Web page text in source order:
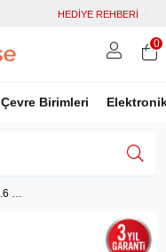
HEDİYE REHBERİ
Çevre Birimleri
0
ASUS ZENSCREEN MB16AHG 15.6 TASINABILIR USB MONITOR IPS 1920x1080 3MS 144HZ Mini-HDMI USB-C MM 3YIL MAT EKRAN EYECARE MONITOR